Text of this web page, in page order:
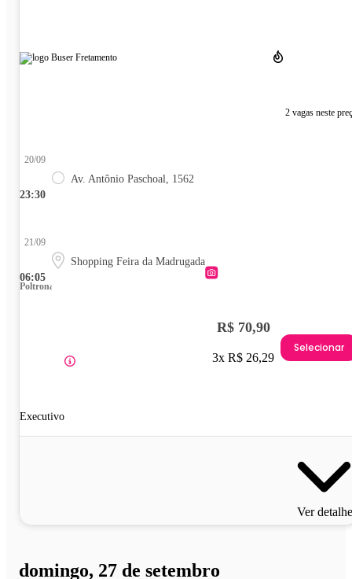
2 vagas neste
23:30
20/09
Av. Antônio Paschoal, 1562
06:05
21/09
Shopping Feira da Madrugada
Poltrona
Executivo
R$ 70,90
3x R$ 26,29
Selecionar
Ver
domingo, 27 de setembro